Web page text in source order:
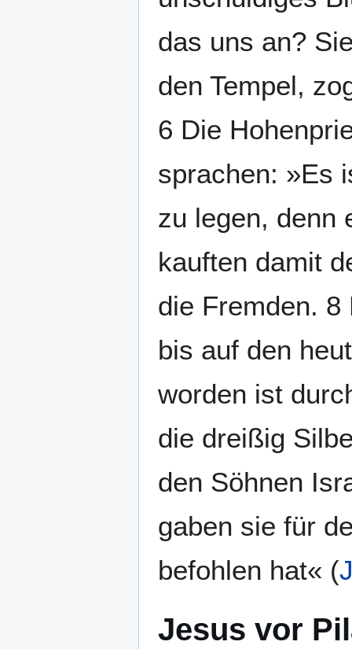
das uns an?
den Tempel,
6 Die
sprachen: »Es
zu legen, denn
kauften damit
die Fremden.
bis auf den
worden ist
die dreißig
den Söhnen
gaben sie für
befohlen hat« (
Jesus vor